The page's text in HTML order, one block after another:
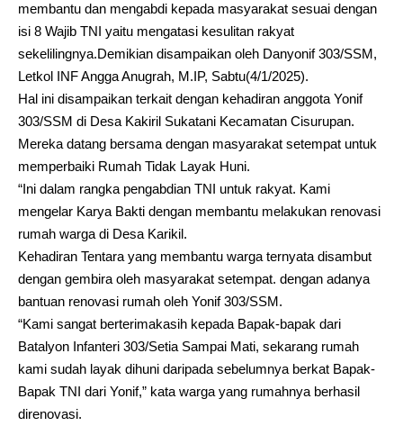
membantu dan mengabdi kepada masyarakat sesuai dengan
isi 8 Wajib TNI yaitu mengatasi kesulitan rakyat
sekelilingnya.Demikian disampaikan oleh Danyonif 303/SSM,
Letkol INF Angga Anugrah, M.IP, Sabtu(4/1/2025).
Hal ini disampaikan terkait dengan kehadiran anggota Yonif
303/SSM di Desa Kakiril Sukatani Kecamatan Cisurupan.
Mereka datang bersama dengan masyarakat setempat untuk
memperbaiki Rumah Tidak Layak Huni.
“Ini dalam rangka pengabdian TNI untuk rakyat. Kami
mengelar Karya Bakti dengan membantu melakukan renovasi
rumah warga di Desa Karikil.
Kehadiran Tentara yang membantu warga ternyata disambut
dengan gembira oleh masyarakat setempat. dengan adanya
bantuan renovasi rumah oleh Yonif 303/SSM.
“Kami sangat berterimakasih kepada Bapak-bapak dari
Batalyon Infanteri 303/Setia Sampai Mati, sekarang rumah
kami sudah layak dihuni daripada sebelumnya berkat Bapak-
Bapak TNI dari Yonif,” kata warga yang rumahnya berhasil
direnovasi.